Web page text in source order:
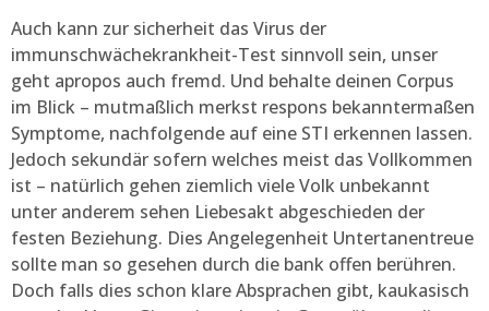
Auch kann zur sicherheit das Virus der
immunschwächekrankheit-Test sinnvoll sein, unser
geht apropos auch fremd. Und behalte deinen Corpus
im Blick – mutmaßlich merkst respons bekanntermaßen
Symptome, nachfolgende auf eine STI erkennen lassen.
Jedoch sekundär sofern welches meist das Vollkommen
ist – natürlich gehen ziemlich viele Volk unbekannt
unter anderem sehen Liebesakt abgeschieden der
festen Beziehung. Dies Angelegenheit Untertanentreue
sollte man so gesehen durch die bank offen berühren.
Doch falls dies schon klare Absprachen gibt, kaukasisch